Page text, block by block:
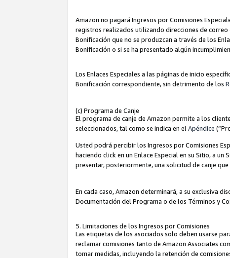
Amazon no pagará Ingresos por Comisiones
registros realizados utilizando direcciones de
Bonificación que no se produzcan a través de los
Bonificación o si se ha presentado algún
Los Enlaces Especiales a las páginas de inicio
Bonificación correspondiente, sin detrimento de los
(c) Programa de Canje
El programa de canje de Amazon permite a los
seleccionados, tal como se indica en el Apéndice
Usted podrá percibir los Ingresos por Comisiones
haciendo click en un Enlace Especial en su Sitio, a
presentar, posteriormente, una solicitud de canje que
En cada caso, Amazon determinará, a su exclusiva
Documentación del Programa o de los Términos y
5. Limitaciones de los Ingresos por Comisiones
Las etiquetas de los asociados solo deben usarse
reclamar comisiones tanto de Amazon Associates
tomar medidas, incluyendo la retención de